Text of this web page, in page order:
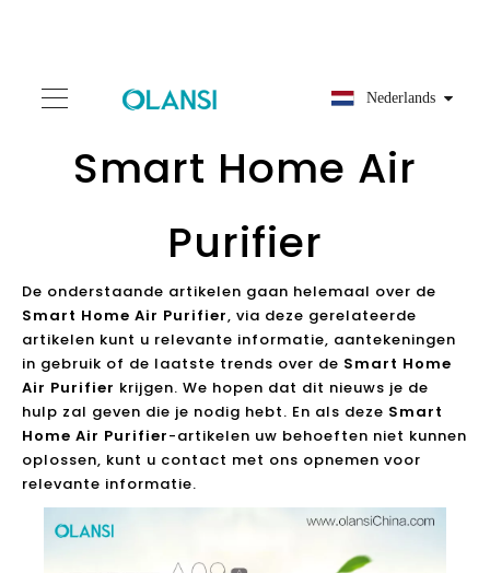
Nederlands
Smart Home Air
Purifier
De onderstaande artikelen gaan helemaal over de
Smart Home Air Purifier, via deze gerelateerde
artikelen kunt u relevante informatie, aantekeningen
in gebruik of de laatste trends over de Smart Home
Air Purifier krijgen. We hopen dat dit nieuws je de
hulp zal geven die je nodig hebt. En als deze Smart
Home Air Purifier-artikelen uw behoeften niet kunnen
oplossen, kunt u contact met ons opnemen voor
relevante informatie.